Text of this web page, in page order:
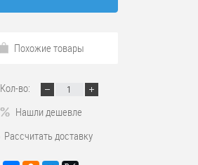
Похожие товары
Кол-во:
Нашли дешевле
Рассчитать доставку